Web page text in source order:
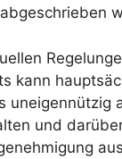
kann
uneigennützig
und